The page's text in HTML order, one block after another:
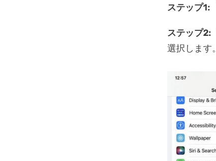
ステップ1:
ステップ2:
選択します。